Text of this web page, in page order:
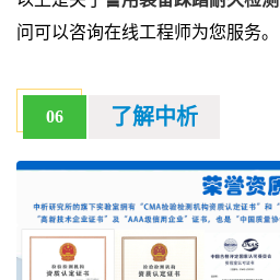
问可以咨询在线工程师为您服务。
06 了解中析